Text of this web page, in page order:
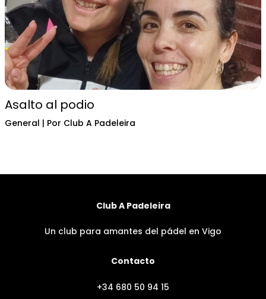
Asalto al podio
General | Por Club A Padeleira
Club A Padeleira
Un club para amantes del pádel en Vigo
Contacto
+34 680 50 94 15